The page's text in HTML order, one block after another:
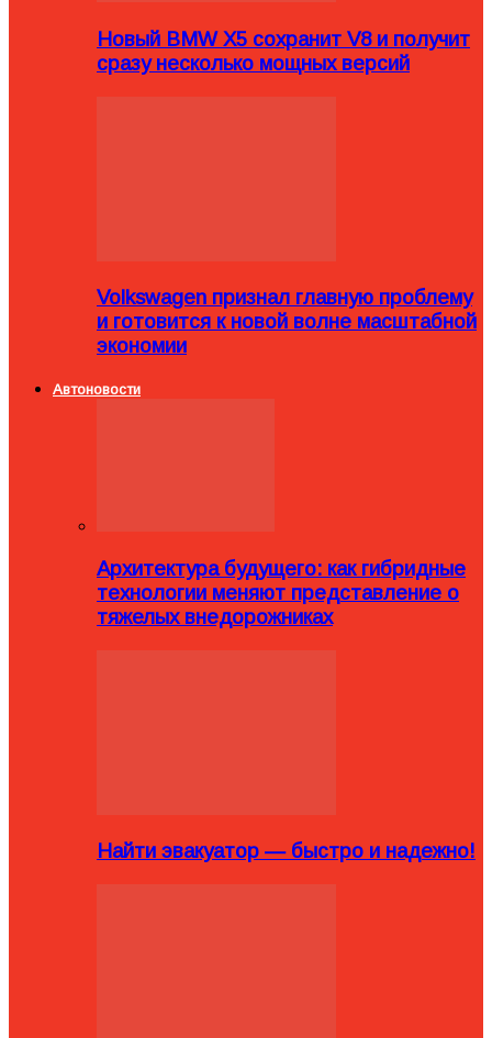
Новый BMW X5 сохранит V8 и получит
сразу несколько мощных версий
Volkswagen признал главную проблему
и готовится к новой волне масштабной
экономии
Автоновости
Архитектура будущего: как гибридные
технологии меняют представление о
тяжелых внедорожниках
Найти эвакуатор — быстро и надежно!